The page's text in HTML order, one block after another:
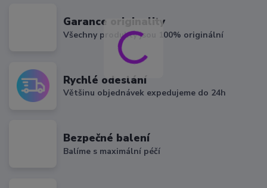
Garance originality
Všechny produkty jsou 100% originální
Rychlé odeslání
Většinu objednávek expedujeme do 24h
Bezpečné balení
Balíme s maximální péčí